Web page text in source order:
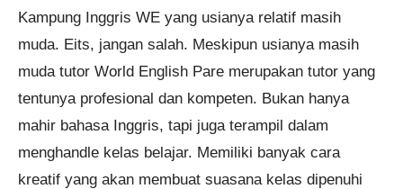
Kampung Inggris WE yang usianya relatif masih
muda. Eits, jangan salah. Meskipun usianya masih
muda tutor World English Pare merupakan tutor yang
tentunya profesional dan kompeten. Bukan hanya
mahir bahasa Inggris, tapi juga terampil dalam
menghandle kelas belajar. Memiliki banyak cara
kreatif yang akan membuat suasana kelas dipenuhi